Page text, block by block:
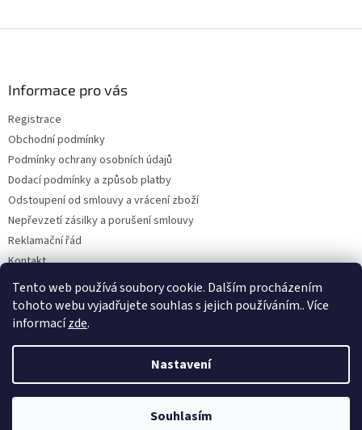
Tento web používá soubory cookie. Dalším procházením
tohoto webu vyjadřujete souhlas s jejich používáním.. Více
informacízde.
Nastavení
Souhlasím
Informace pro vás
Registrace
Obchodní podmínky
Podmínky ochrany osobních údajů
Dodací podmínky a způsob platby
Odstoupení od smlouvy a vrácení zboží
Nepřevzetí zásilky a porušení smlouvy
Reklamační řád
Kontakt
Napište nám
Copyright 2026Dobirkov.cz. Všechna práva vyhrazena.Upravit
nastavení cookies